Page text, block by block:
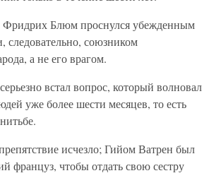
Блюм проснулся убежденным
следовательно, союзником
а не его врагом.
встал вопрос, который волновал
уже более шести месяцев, то есть
исчезло; Гийом Ватрен был
француз, чтобы отдать свою сестру